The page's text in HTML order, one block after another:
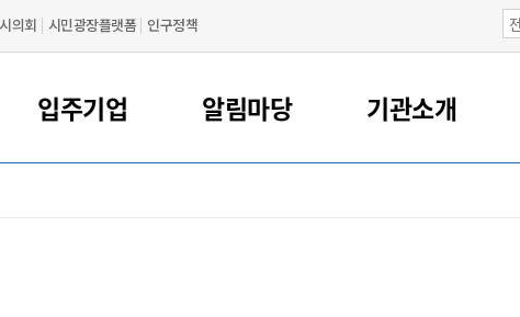
시의회 시민광장플랫폼 인구정책
입주기업 알림마당 기관소개